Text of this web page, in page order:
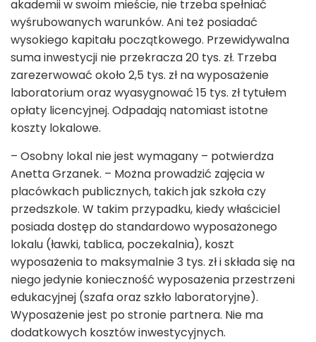
akademii w swoim mieście, nie trzeba spełniać
wyśrubowanych warunków. Ani też posiadać
wysokiego kapitału początkowego. Przewidywalna
suma inwestycji nie przekracza 20 tys. zł. Trzeba
zarezerwować około 2,5 tys. zł na wyposażenie
laboratorium oraz wyasygnować 15 tys. zł tytułem
opłaty licencyjnej. Odpadają natomiast istotne
koszty lokalowe.
– Osobny lokal nie jest wymagany – potwierdza
Anetta Grzanek. – Można prowadzić zajęcia w
placówkach publicznych, takich jak szkoła czy
przedszkole. W takim przypadku, kiedy właściciel
posiada dostęp do standardowo wyposażonego
lokalu (ławki, tablica, poczekalnia), koszt
wyposażenia to maksymalnie 3 tys. zł i składa się na
niego jedynie konieczność wyposażenia przestrzeni
edukacyjnej (szafa oraz szkło laboratoryjne).
Wyposażenie jest po stronie partnera. Nie ma
dodatkowych kosztów inwestycyjnych.